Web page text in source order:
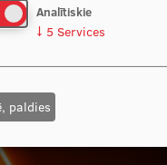
Analītiskie
↓ 5 Services
paldies